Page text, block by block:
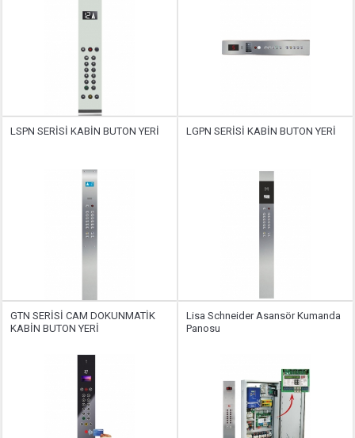
LSPN SERİSİ KABİN BUTON YERİ LGPN SERİSİ KABİN BUTON YERİ
GTN SERİSİ CAM DOKUNMATİK
KABİN BUTON YERİ
Lisa Schneider Asansör Kumanda
Panosu